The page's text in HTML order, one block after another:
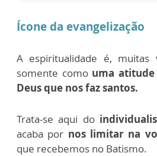
Ícone da evangelização
A espiritualidade é, muitas
somente como uma atitude
Deus que nos faz santos.
Trata-se aqui do
acaba por nos limitar na
que recebemos no Batismo.